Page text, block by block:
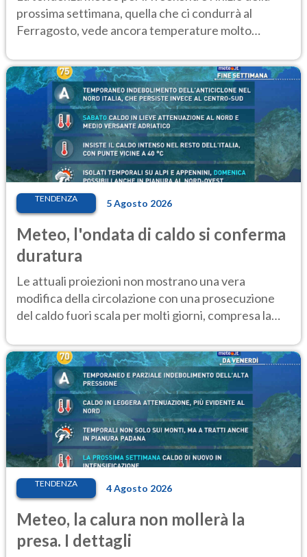
prossima settimana, quella che ci condurrà al
Ferragosto, vede ancora temperature molto
TENDENZA 5 Agosto 2026
Meteo, l'ondata di caldo si conferma
duratura
Le attuali proiezioni non mostrano una vera
modifica della circolazione con una prosecuzione
del caldo fuori scala per molti giorni, compresa la
TENDENZA 4 Agosto 2026
Meteo, la calura non mollerà la
presa. I dettagli